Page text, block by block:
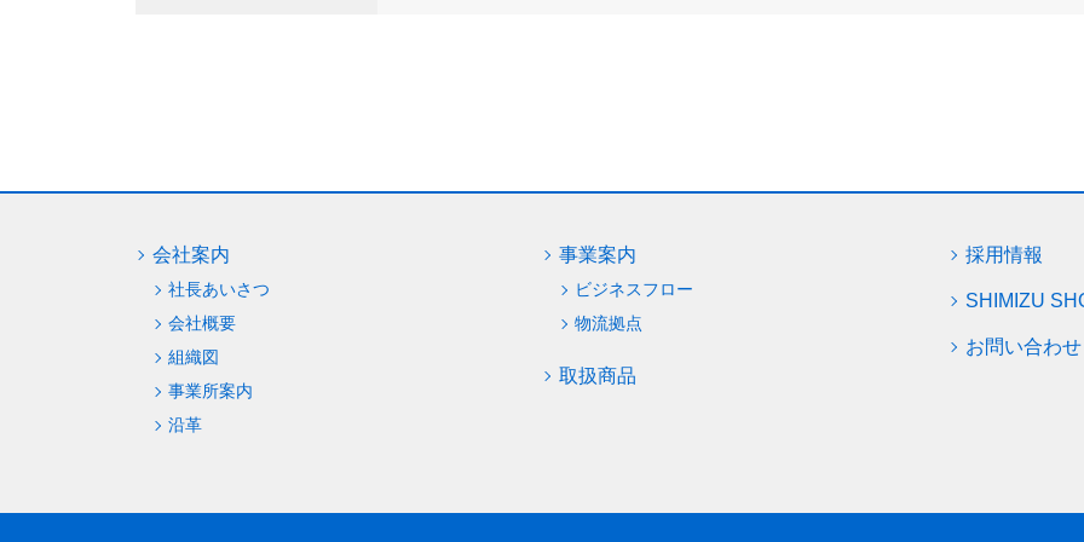
会社案内
社長あいさつ
会社概要
組織図
事業所案内
沿革
事業案内
ビジネスフロー
物流拠点
取扱商品
採用情報
SHIMIZU
お問い合わせ